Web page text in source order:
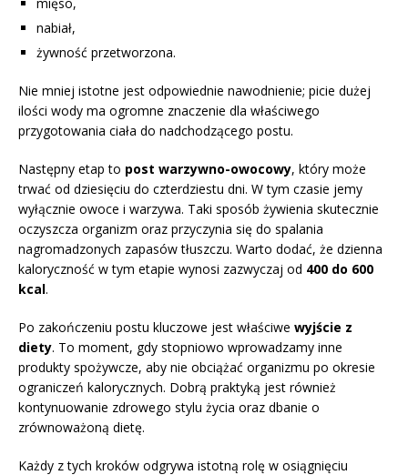
nabiał,
żywność przetworzona.
Nie mniej istotne jest odpowiednie nawodnienie; picie dużej
ilości wody ma ogromne znaczenie dla właściwego
przygotowania ciała do nadchodzącego postu.
Następny etap to post warzywno-owocowy, który może
trwać od dziesięciu do czterdziestu dni. W tym czasie jemy
wyłącznie owoce i warzywa. Taki sposób żywienia skutecznie
oczyszcza organizm oraz przyczynia się do spalania
nagromadzonych zapasów tłuszczu. Warto dodać, że dzienna
kaloryczność w tym etapie wynosi zazwyczaj od 400 do 600
kcal.
Po zakończeniu postu kluczowe jest właściwe wyjście z
diety. To moment, gdy stopniowo wprowadzamy inne
produkty spożywcze, aby nie obciążać organizmu po okresie
ograniczeń kalorycznych. Dobrą praktyką jest również
kontynuowanie zdrowego stylu życia oraz dbanie o
zrównoważoną dietę.
Każdy z tych kroków odgrywa istotną rolę w osiągnięciu